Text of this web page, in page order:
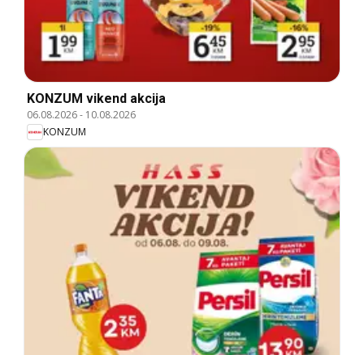
KONZUM vikend akcija
06.08.2026- 10.08.2026
KONZUM